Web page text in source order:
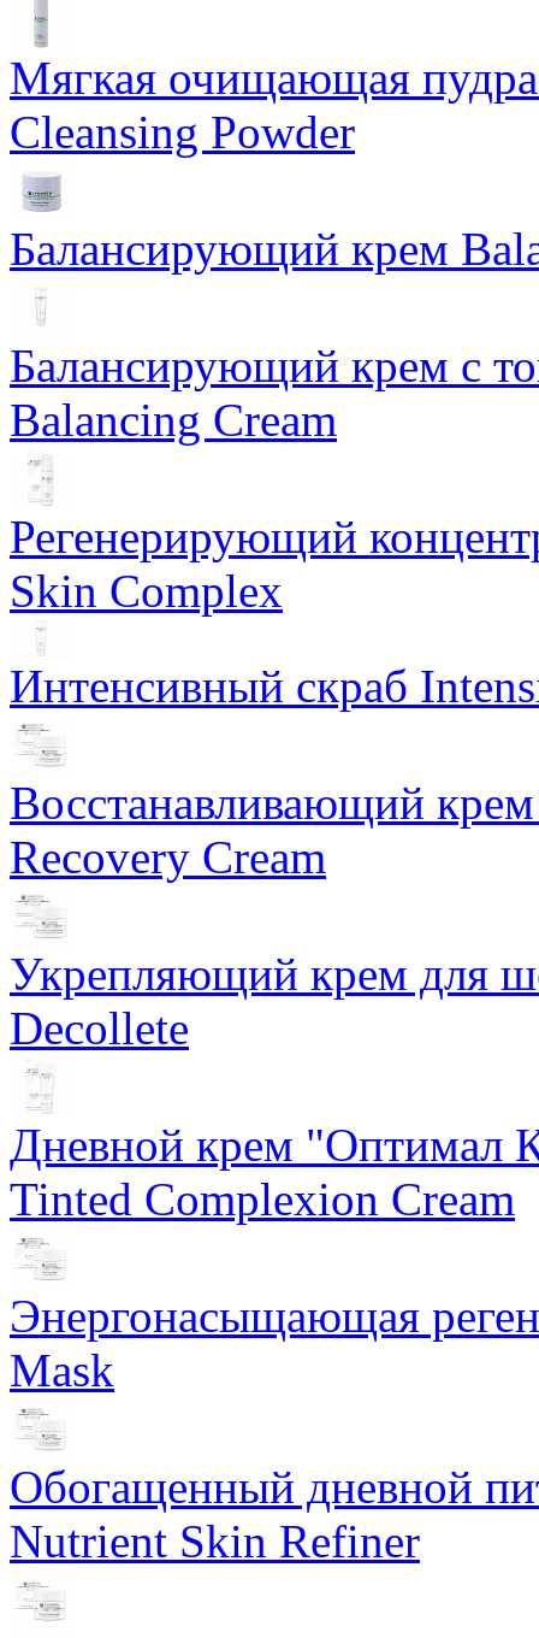
Мягкая очищающая
Cleansing Powder
Балансирующий крем
Балансирующий крем с
Balancing Cream
Регенерирующий
Skin Complex
Интенсивный скраб
Восстанавливающий
Recovery Cream
Укрепляющий крем для
Decollete
Дневной крем "Оптимал
Tinted Complexion Cream
Энергонасыщающая
Mask
Обогащенный дневной
Nutrient Skin Refiner